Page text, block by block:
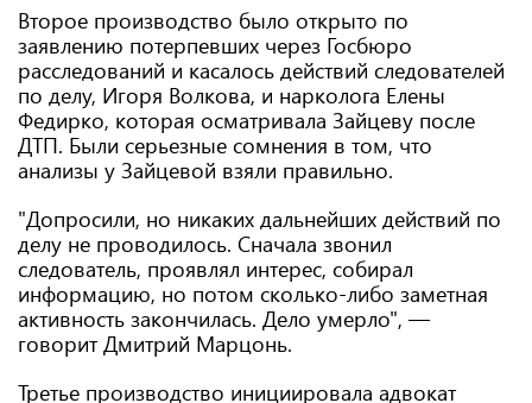
Второе производство было открыто по
заявлению потерпевших через Госбюро
расследований и касалось действий следователей
по делу, Игоря Волкова, и нарколога Елены
Федирко, которая осматривала Зайцеву после
ДТП. Были серьезные сомнения в том, что
анализы у Зайцевой взяли правильно.
"Допросили, но никаких дальнейших действий по
делу не проводилось. Сначала звонил
следователь, проявлял интерес, собирал
информацию, но потом сколько-либо заметная
активность закончилась. Дело умерло", —
говорит Дмитрий Марцонь.
Третье производство инициировала адвокат